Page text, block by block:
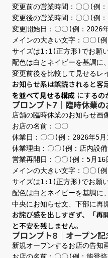
変更前の営業時間：〇〇(例
変更後の営業時間：〇〇(例
変更開始日：〇〇(例：2026
メインの大きい文字：〇〇(
サイズは1:1(正方形)でお願い
配色は白とネイビーを基調に
変更前後を比較して見せるレ
お知らせ系は誤読されると客
を並べて見せる構成 にするの
プロンプト7｜臨時休業の
店舗の臨時休業のお知らせ画
お店の名前：〇〇
休業日：〇〇(例：2026年5
休業理由：〇〇(例：店内設
営業再開日：〇〇(例：5月
メインの大きい文字：〇〇(
サイズは1:1(正方形)でお願い
配色は白とネイビーを基調に
中央にお知らせ文、下部に再
お詫び感を出しすぎず、「再
と不安を残しません。
プロンプト8｜オープン記
新規オープンするお店の告知